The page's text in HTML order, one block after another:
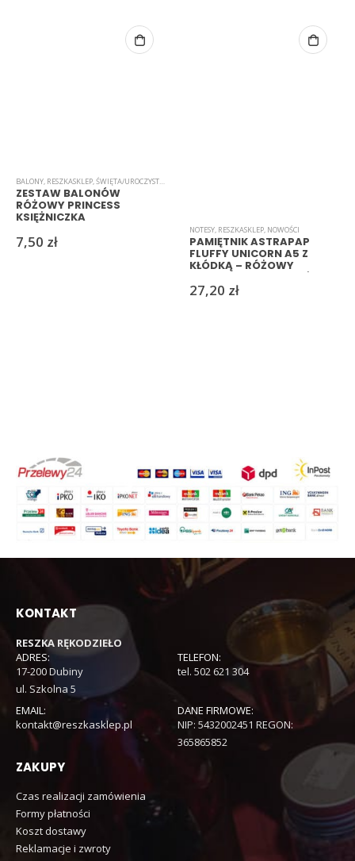
BALONY, RESZKASKLEP,ŚWIĘTA/UROCZYSTOŚCI/PARTY
ZESTAW BALONÓW
RÓŻOWY PRINCESS
KSIĘŻNICZKA
7,50 zł
NOTESY, RESZKASKLEP, NOWOŚCI
PAMIĘTNIK ASTRAPAP
FLUFFY UNICORN A5 Z
KŁÓDKĄ – RÓŻOWY
PLUSZOWY JEDNOROŻEC
27,20 zł
KONTAKT
RESZKA RĘKODZIEŁO
ADRES:
17-200 Dubiny
ul. Szkolna 5
TELEFON:
tel. 502 621 304
EMAIL:
kontakt@reszkasklep.pl
DANE FIRMOWE:
NIP: 5432002451 REGON:
365865852
ZAKUPY
Czas realizacji zamówienia
Formy płatności
Koszt dostawy
Reklamacje i zwroty